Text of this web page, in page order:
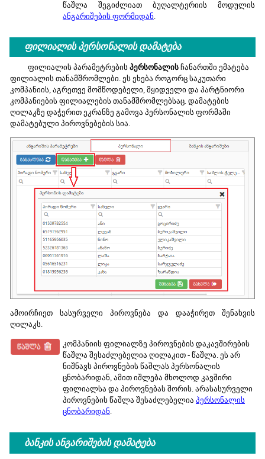
წაშლა შეგიძლიათ ბუღალტერიის მოდულის
ანგარიშების ფორმიდან.
ფილიალის პერსონალის დამატება
ფილიალის პარამეტრების პერსონალის ჩანართში ემატება
ფილიალის თანამშრომლები. ეს ეხება როგორც საკუთარი
კომპანიის, აგრეთვე მომწოდებელი, მყიდველი და პარტნიორი
კომპანიების ფილიალების თანამშრომლებსაც. დამატების
ღილაკზე დაჭერით ეკრანზე გამოვა პერსონალის ფორმაში
დამატებული პიროვნებების სია.
ამოირჩიეთ სასურველი პიროვნება და დააჭირეთ შენახვის
ღილაკს.
კომპანიის ფილიალზე პიროვნების დაკავშირების
წაშლა შესაძლებელია ღილაკით - წაშლა. ეს არ
ნიშნავს პიროვნების წაშლას პერსონალის
ცნობარიდან, ამით იშლება მხოლოდ კავშირი
ფილიალსა და პიროვნებას შორის. არასასურველი
პიროვნების წაშლა შესაძლებელია პერსონალის
ცნობარიდან.
ბანკის ანგარიშების დამატება